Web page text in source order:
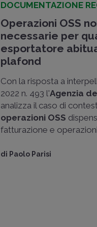
DOCUMENTAZIONE
Operazioni OSS
necessarie per
esportatore
plafond
Con la risposta a
2022 n. 493 l'Agenzia
analizza il caso di
operazioni OSS
fatturazione e
di Paolo Parisi